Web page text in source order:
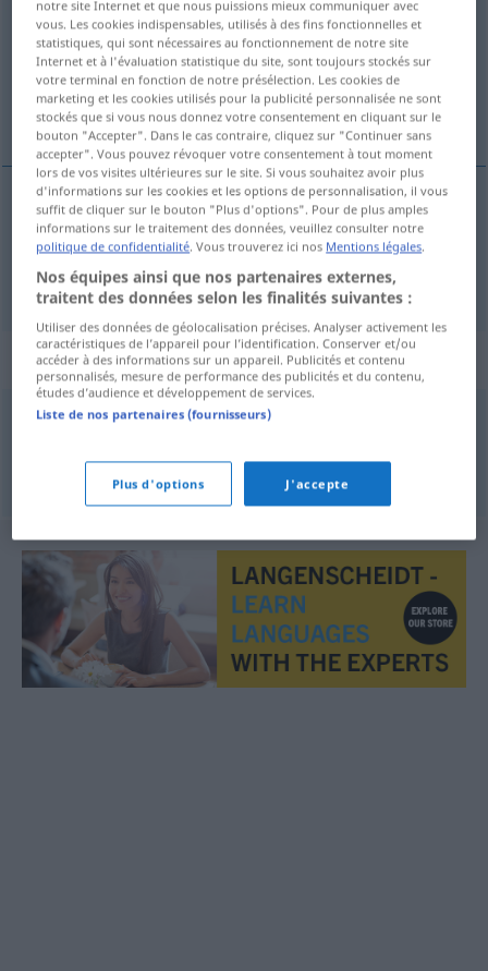
Vue d'ensemble de toutes les traductions
(Pour plus d'informations, cliquez sur/touchez la traduction)
Blödmann, Flasche
Blödmannm FAM gilipollas
Flaschef FAM gilipollas
Synonymes de "gilipollas"
© OpenThesaurus-es
notre site Internet et que nous puissions mieux communiquer avec
vous. Les cookies indispensables, utilisés à des fins fonctionnelles et
statistiques, qui sont nécessaires au fonctionnement de notre site
Internet et à l'évaluation statistique du site, sont toujours stockés sur
votre terminal en fonction de notre présélection. Les cookies de
marketing et les cookies utilisés pour la publicité personnalisée ne sont
stockés que si vous nous donnez votre consentement en cliquant sur le
bouton "Accepter". Dans le cas contraire, cliquez sur "Continuer sans
accepter". Vous pouvez révoquer votre consentement à tout moment
lors de vos visites ultérieures sur le site. Si vous souhaitez avoir plus
d'informations sur les cookies et les options de personnalisation, il vous
suffit de cliquer sur le bouton "Plus d'options". Pour de plus amples
informations sur le traitement des données, veuillez consulter notre
politique de confidentialité. Vous trouverez ici nos Mentions légales.
Nos équipes ainsi que nos partenaires externes,
traitent des données selon les finalités suivantes :
Utiliser des données de géolocalisation précises. Analyser activement les
caractéristiques de l’appareil pour l’identification. Conserver et/ou
accéder à des informations sur un appareil. Publicités et contenu
personnalisés, mesure de performance des publicités et du contenu,
études d’audience et développement de services.
Liste de nos partenaires (fournisseurs)
Plus d'options J'accepte